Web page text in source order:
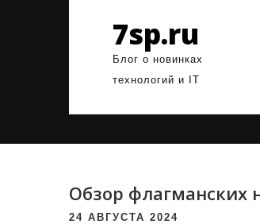
7sp.ru
Блог о новинках
технологий и IT
Обзор флагманских
24 АВГУСТА 2024